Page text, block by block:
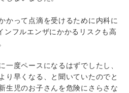
かって点滴を受けるために内科に
フルエンザにかかるリスクも高
一度ペースになるはずでしたし、
り早くなる、と聞いていたのでと
生児のお子さんを危険にさらさな